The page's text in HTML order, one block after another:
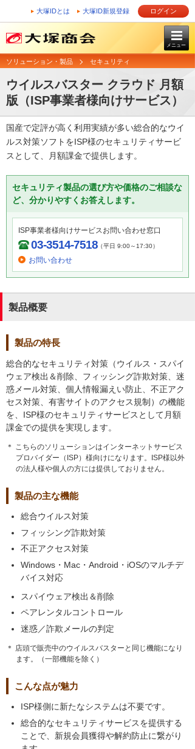
大塚IDとは 大塚ID新規登録 ログイン
メニュー
ソリューション・製品 セキュリティ
ウイルスバスター クラウド 月額
版（ISP事業者様向けサービス）
国産で定評が高く利用実績が多い総合的なウイ
ルス対策ソフトをISP様のセキュリティサービ
スとして、月額課金で提供します。
セキュリティ製品の選び方や価格のご相談な
ど、分かりやすくお答えします。
ISP事業者様向けサービスお問い合わせ窓口
03-3514-7518（平日 9:00～17:30）
お問い合わせ
製品概要
製品の特長
総合的なセキュリティ対策（ウイルス・スパイ
ウェア検出＆削除、フィッシング詐欺対策、迷
惑メール対策、個人情報漏えい防止、不正アク
セス対策、有害サイトのアクセス規制）の機能
を、ISP様のセキュリティサービスとして月額
課金での提供を実現します。
＊ こちらのソリューションはインターネットサービス
プロバイダー（ISP）様向けになります。ISP様以外
の法人様や個人の方には提供しておりません。
製品の主な機能
総合ウイルス対策
フィッシング詐欺対策
不正アクセス対策
Windows・Mac・Android・iOSのマルチデ
バイス対応
スパイウェア検出＆削除
ペアレンタルコントロール
迷惑／詐欺メールの判定
＊ 店頭で販売中のウイルスバスターと同じ機能になり
ます。（一部機能を除く）
こんな点が魅力
ISP様側に新たなシステムは不要です。
総合的なセキュリティサービスを提供する
ことで、新規会員獲得や解約防止に繋がり